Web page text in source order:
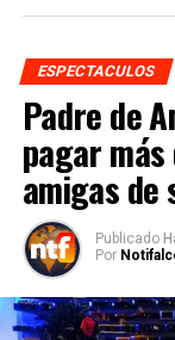
ESPECTACULOS
Padre de
pagar
amigas de
Publicado
Por